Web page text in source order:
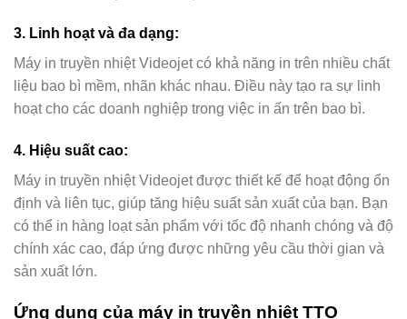
3. Linh hoạt và đa dạng:
Máy in truyền nhiệt Videojet có khả năng in trên nhiều chất
liệu bao bì mềm, nhãn khác nhau. Điều này tạo ra sự linh
hoạt cho các doanh nghiệp trong việc in ấn trên bao bì.
4. Hiệu suất cao:
Máy in truyền nhiệt Videojet được thiết kế để hoạt động ổn
định và liên tục, giúp tăng hiệu suất sản xuất của bạn. Bạn
có thể in hàng loạt sản phẩm với tốc độ nhanh chóng và độ
chính xác cao, đáp ứng được những yêu cầu thời gian và
sản xuất lớn.
Ứng dụng của máy in truyền nhiệt TTO